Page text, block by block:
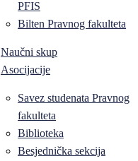
PFIS
Bilten Pravnog fakulteta
Naučni skup
Asocijacije
Savez studenata Pravnog
fakulteta
Biblioteka
Besjednička sekcija